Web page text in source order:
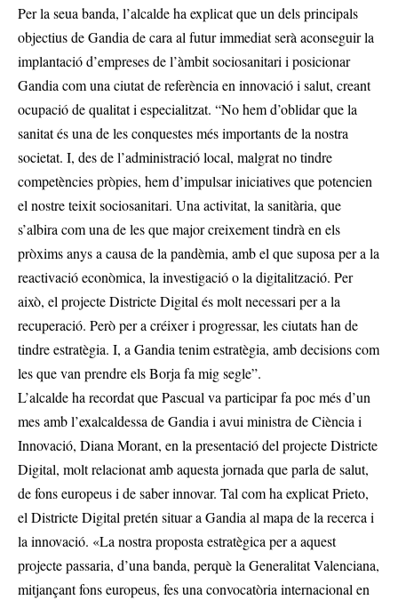
Per la seua banda, l’alcalde ha explicat que un dels principals
objectius de Gandia de cara al futur immediat serà aconseguir la
implantació d’empreses de l’àmbit sociosanitari i posicionar
Gandia com una ciutat de referència en innovació i salut, creant
ocupació de qualitat i especialitzat. “No hem d’oblidar que la
sanitat és una de les conquestes més importants de la nostra
societat. I, des de l’administració local, malgrat no tindre
competències pròpies, hem d’impulsar iniciatives que potencien
el nostre teixit sociosanitari. Una activitat, la sanitària, que
s’albira com una de les que major creixement tindrà en els
pròxims anys a causa de la pandèmia, amb el que suposa per a la
reactivació econòmica, la investigació o la digitalització. Per
això, el projecte Districte Digital és molt necessari per a la
recuperació. Però per a créixer i progressar, les ciutats han de
tindre estratègia. I, a Gandia tenim estratègia, amb decisions com
les que van prendre els Borja fa mig segle”.
L’alcalde ha recordat que Pascual va participar fa poc més d’un
mes amb l’exalcaldessa de Gandia i avui ministra de Ciència i
Innovació, Diana Morant, en la presentació del projecte Districte
Digital, molt relacionat amb aquesta jornada que parla de salut,
de fons europeus i de saber innovar. Tal com ha explicat Prieto,
el Districte Digital pretén situar a Gandia al mapa de la recerca i
la innovació. «La nostra proposta estratègica per a aquest
projecte passaria, d’una banda, perquè la Generalitat Valenciana,
mitjançant fons europeus, fes una convocatòria internacional en